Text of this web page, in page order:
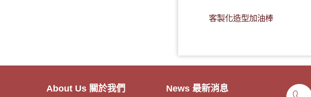
客製化造型加油棒
About Us 關於我們 News 最新消息